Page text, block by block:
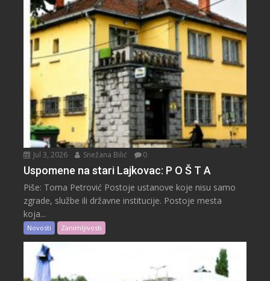
Jul 3, 2026 Snežana Bilić 0
Uspomene na stari Lajkovac: P O Š T A
Piše: Toma Petrović Postoje ustanove koje nisu samo
zgrade, službe ili državne institucije. Postoje mesta
koja...
Novosti Zanimljivosti